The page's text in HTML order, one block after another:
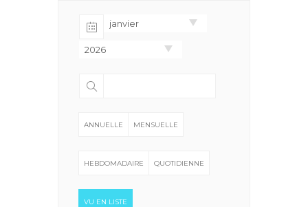
janvier
2026
ANNUELLE MENSUELLE
HEBDOMADAIRE QUOTIDIENNE
VU EN LISTE